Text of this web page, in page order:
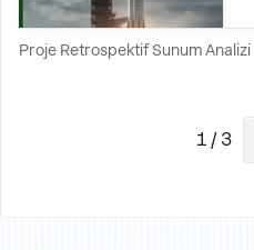
Proje Retrospektif Sunum Analizi
1 / 3